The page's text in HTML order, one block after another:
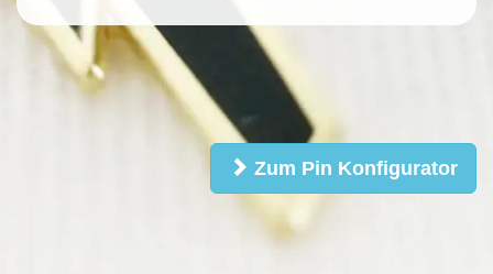
Zum Pin Konfigurator